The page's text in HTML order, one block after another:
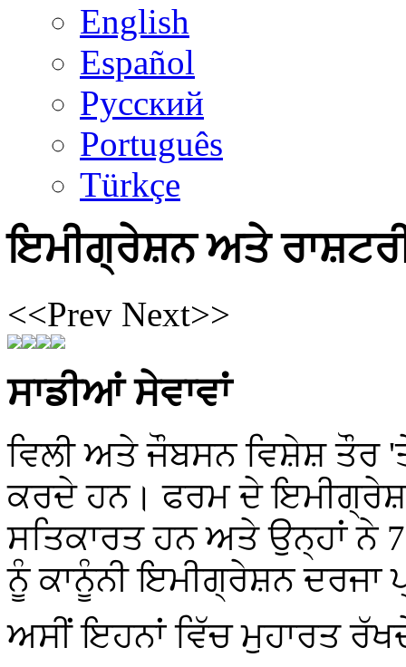
English
Español
Русский
Português
Türkçe
ਇਮੀਗ੍ਰੇਸ਼ਨ ਅਤੇ
<<Prev Next>>
ਸਾਡੀਆਂ ਸੇਵਾਵਾਂ
ਵਿਲੀ ਅਤੇ ਜੌਬਸਨ ਵਿਸ਼ੇਸ਼ ਤੌਰ
ਕਰਦੇ ਹਨ। ਫਰਮ ਦੇ
ਸਤਿਕਾਰਤ ਹਨ ਅਤੇ ਉਨ੍ਹਾਂ ਨੇ
ਨੂੰ ਕਾਨੂੰਨੀ ਇਮੀਗ੍ਰੇਸ਼ਨ ਦਰਜਾ
ਅਸੀਂ ਇਹਨਾਂ ਵਿੱਚ ਮੁਹਾਰਤ